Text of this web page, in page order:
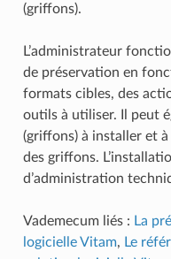
(griffons).
L’administrateur
de préservation en
formats cibles, des
outils à utiliser. Il peut
(griffons) à installer et
des griffons.
d’administration
Vademecum liés : La
logicielle Vitam, Le